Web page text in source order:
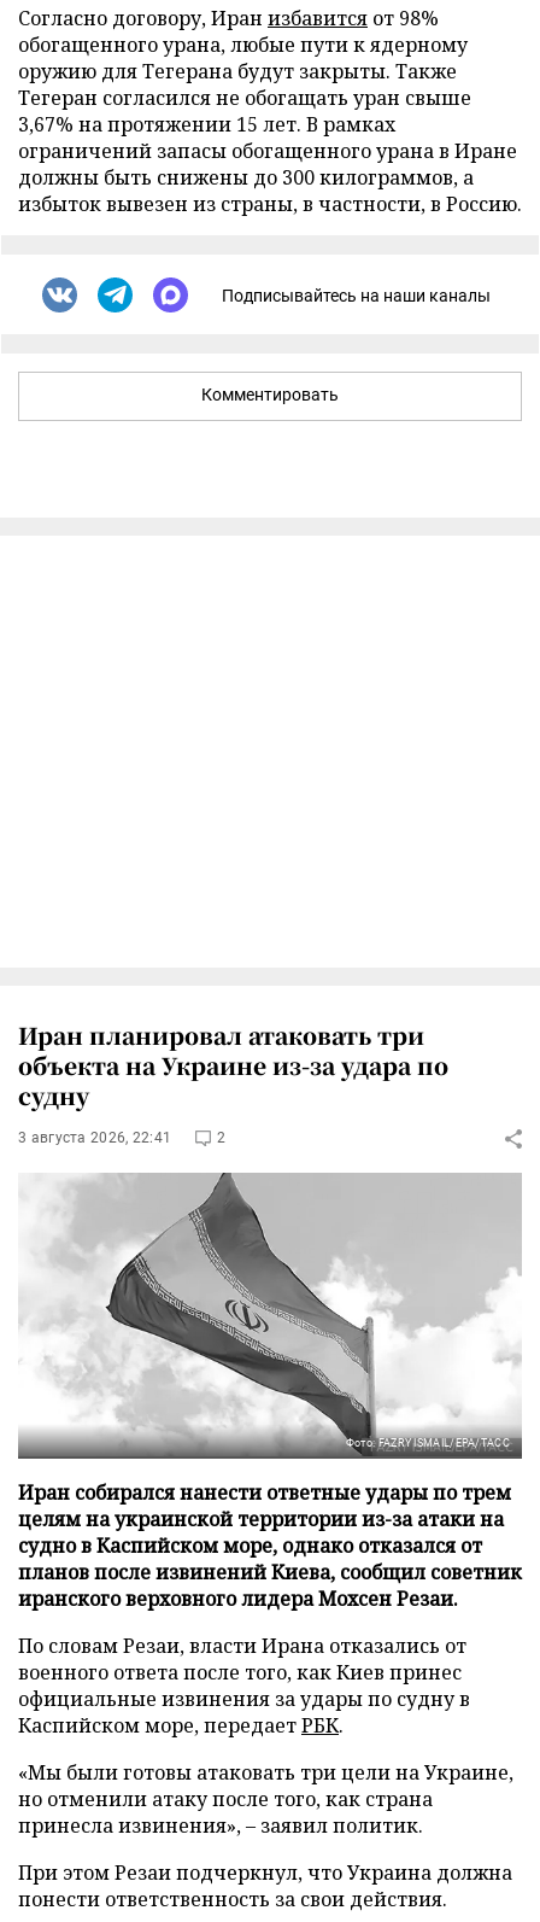
Согласно договору, Иран избавится от 98%
обогащенного урана, любые пути к ядерному
оружию для Тегерана будут закрыты. Также
Тегеран согласился не обогащать уран свыше
3,67% на протяжении 15 лет. В рамках
ограничений запасы обогащенного урана в Иране
должны быть снижены до 300 килограммов, а
избыток вывезен из страны, в частности, в Россию.
Подписывайтесь на наши каналы
Комментировать
Иран планировал атаковать три
объекта на Украине из-за удара по
судну
3 августа 2026, 22:41 2
Фото: FAZRY ISMAIL/EPA/ТАСС
Иран собирался нанести ответные удары по трем
целям на украинской территории из-за атаки на
судно в Каспийском море, однако отказался от
планов после извинений Киева, сообщил советник
иранского верховного лидера Мохсен Резаи.
По словам Резаи, власти Ирана отказались от
военного ответа после того, как Киев принес
официальные извинения за удары по судну в
Каспийском море, передаетРБК.
«Мы были готовы атаковать три цели на Украине,
но отменили атаку после того, как страна
принесла извинения», – заявил политик.
При этом Резаи подчеркнул, что Украина должна
понести ответственность за свои действия.